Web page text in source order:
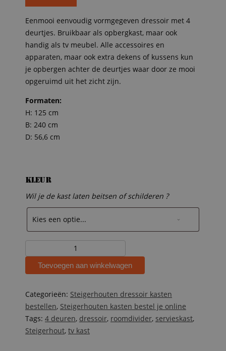
Eenmooi eenvoudig vormgegeven dressoir met 4
deurtjes. Bruikbaar als opbergkast, maar ook
handig als tv meubel. Alle accessoires en
apparaten, maar ook extra dekens of kussens kun
je opbergen achter de deurtjes waar door ze mooi
opgeruimd uit het zicht zijn.
Formaten:
H: 125 cm
B: 240 cm
D: 56,6 cm
Kleur
Wil je de kast laten beitsen of schilderen ?
dressoir
MidasToevoegen aan winkelwagen
Categorieën: Steigerhouten dressoir kasten
bestellen, Steigerhouten kasten bestel je online
Tags: 4 deuren, dressoir, roomdivider, servieskast,
Steigerhout, tv kast